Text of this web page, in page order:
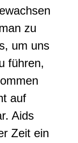
zu
um uns
führen,
auf
Aids
Zeit ein